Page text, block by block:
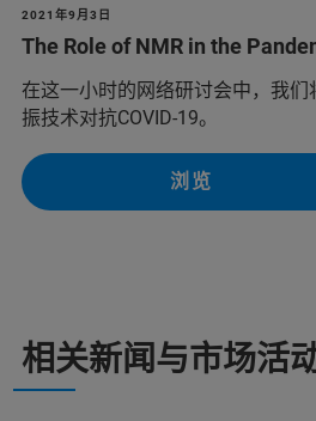
2021年9月3日
The Role of NMR in the
在这一小时的网络研讨会中，我
振技术对抗COVID-19。
浏览
相关新闻与市场活